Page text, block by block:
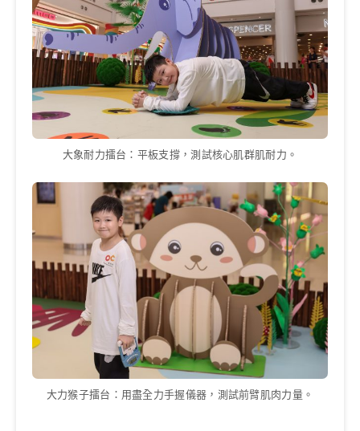
大象耐力擂台：平板支撐，測試核心肌群肌耐力。
大力猴子擂台：用盡全力手握儀器，測試前臂肌肉力量。